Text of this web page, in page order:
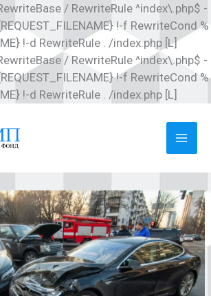
/ RewriteRule ^index\.php$ -
!-f RewriteCond %
!-d RewriteRule . /index.php [L]
/ RewriteRule ^index\.php$ -
!-f RewriteCond %
!-d RewriteRule . /index.php [L]